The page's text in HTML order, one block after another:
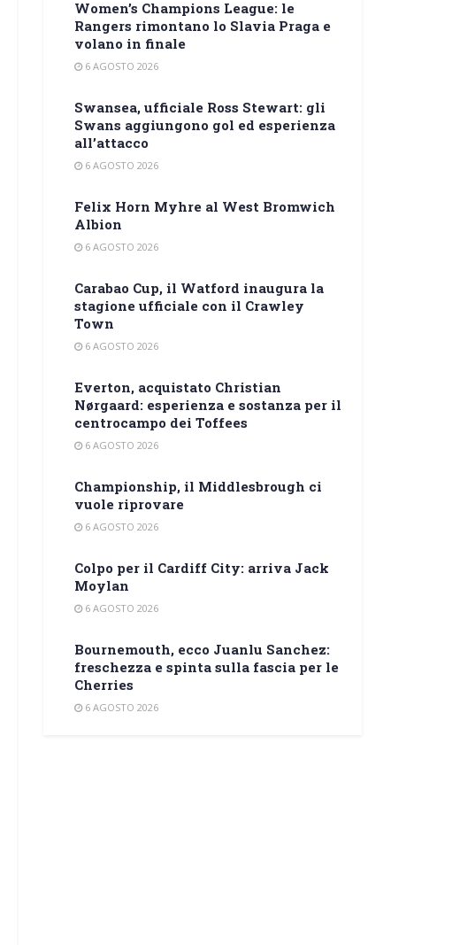
Women’s Champions League: le
Rangers rimontano lo Slavia Praga e
volano in finale
6 AGOSTO 2026
Swansea, ufficiale Ross Stewart: gli
Swans aggiungono gol ed esperienza
all’attacco
6 AGOSTO 2026
Felix Horn Myhre al West Bromwich
Albion
6 AGOSTO 2026
Carabao Cup, il Watford inaugura la
stagione ufficiale con il Crawley
Town
6 AGOSTO 2026
Everton, acquistato Christian
Nørgaard: esperienza e sostanza per il
centrocampo dei Toffees
6 AGOSTO 2026
Championship, il Middlesbrough ci
vuole riprovare
6 AGOSTO 2026
Colpo per il Cardiff City: arriva Jack
Moylan
6 AGOSTO 2026
Bournemouth, ecco Juanlu Sanchez:
freschezza e spinta sulla fascia per le
Cherries
6 AGOSTO 2026